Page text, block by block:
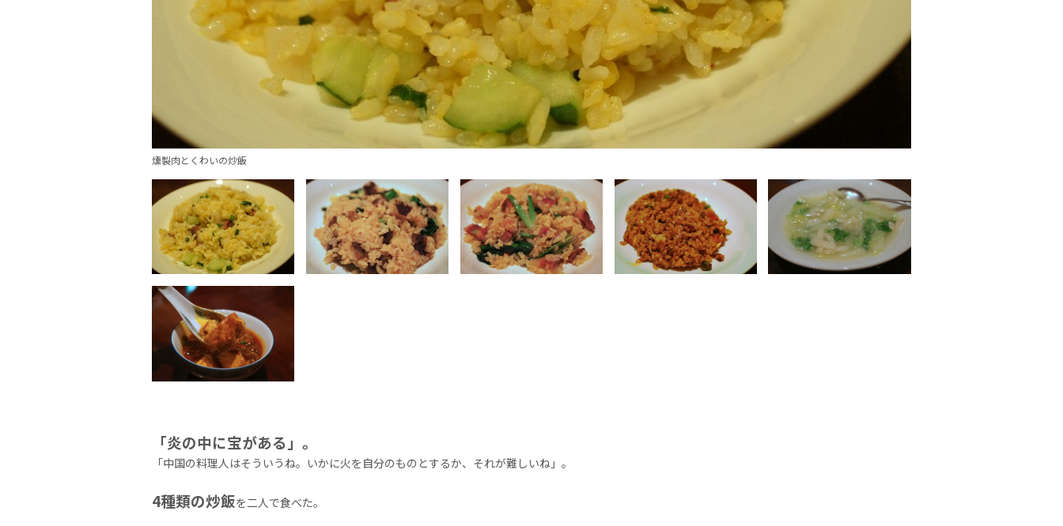
燻製肉とくわいの炒飯
「炎の中に宝がある」。
「中国の料理人はそういうね。いかに火を自分のものとするか、それが難しいね」。
4種類の炒飯を二人で食べた。